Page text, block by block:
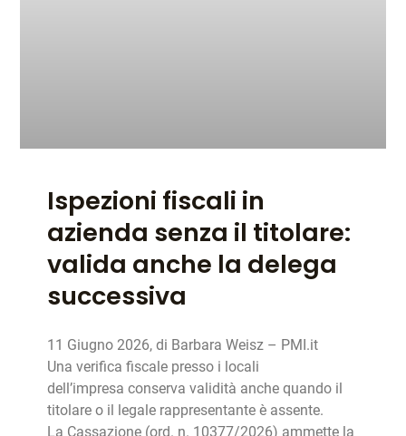
Ispezioni fiscali in
azienda senza il titolare:
valida anche la delega
successiva
11 Giugno 2026, di Barbara Weisz – PMI.it
Una verifica fiscale presso i locali
dell’impresa conserva validità anche quando il
titolare o il legale rappresentante è assente.
La Cassazione (ord. n. 10377/2026) ammette la